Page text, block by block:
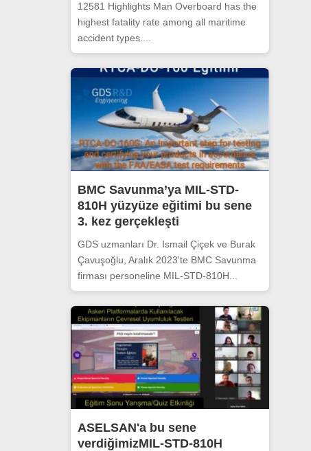
12581 Highlights Man Overboard has the
highest fatality rate among all maritime
accident types....
BMC Savunma’ya MIL-STD-
810H yüzyüze eğitimi bu sene
3. kez gerçekleşti
GDS uzmanları Dr. Ismail Çiçek ve Burak
Çavuşoğlu, Aralık 2023'te BMC Savunma
firması personeline MIL-STD-810H...
ASELSAN'a bu sene
verdiğimizMIL-STD-810H